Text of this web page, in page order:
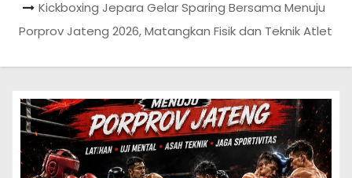
Kickboxing Jepara Gelar Sparing Bersama Menuju
Porprov Jateng 2026, Matangkan Fisik dan Teknik Atlet